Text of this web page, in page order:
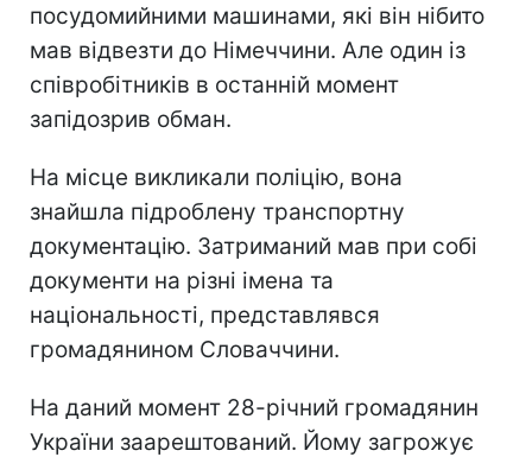
посудомийними машинами, які він нібито
мав відвезти до Німеччини. Але один із
співробітників в останній момент
запідозрив обман.
На місце викликали поліцію, вона
знайшла підроблену транспортну
документацію. Затриманий мав при собі
документи на різні імена та
національності, представлявся
громадянином Словаччини.
На даний момент 28-річний громадянин
України заарештований. Йому загрожує